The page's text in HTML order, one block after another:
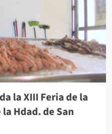
la XIII Feria de la
Hdad. de San